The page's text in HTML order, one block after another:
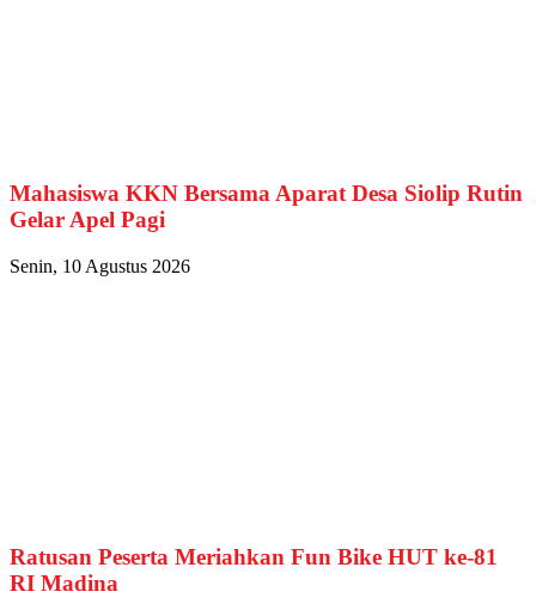
Mahasiswa KKN Bersama Aparat Desa Siolip Rutin
Gelar Apel Pagi
Senin, 10 Agustus 2026
Ratusan Peserta Meriahkan Fun Bike HUT ke-81
RI Madina